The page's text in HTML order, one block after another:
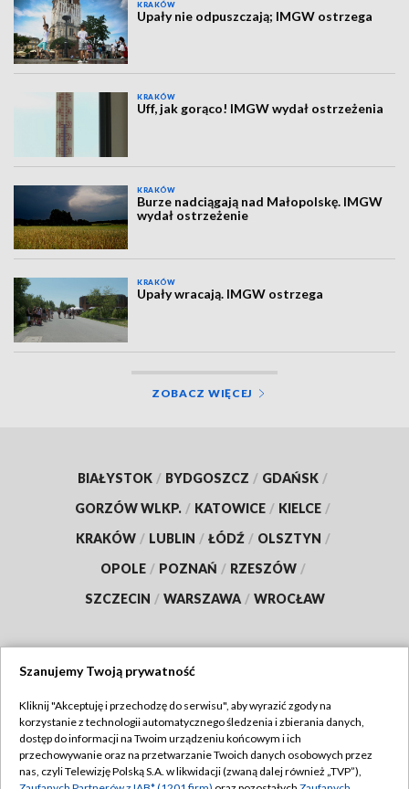
KRAKÓW
Upały nie odpuszczają; IMGW ostrzega
KRAKÓW
Uff, jak gorąco! IMGW wydał ostrzeżenia
KRAKÓW
Burze nadciągają nad Małopolskę. IMGW
wydał ostrzeżenie
KRAKÓW
Upały wracają. IMGW ostrzega
ZOBACZ WIĘCEJ
BIAŁYSTOK / BYDGOSZCZ / GDAŃSK /
GORZÓW WLKP. / KATOWICE / KIELCE /
KRAKÓW / LUBLIN / ŁÓDŹ / OLSZTYN /
OPOLE / POZNAŃ / RZESZÓW /
SZCZECIN / WARSZAWA / WROCŁAW
TVP
Abonament TVP
Emisja w TVP
Regulamin TVP
Szanujemy Twoją prywatność
Kliknij "Akceptuję i przechodzę do serwisu", aby wyrazić zgody na
korzystanie z technologii automatycznego śledzenia i zbierania danych,
dostęp do informacji na Twoim urządzeniu końcowym i ich
przechowywanie oraz na przetwarzanie Twoich danych osobowych przez
nas, czyli Telewizję Polską S.A. w likwidacji (zwaną dalej również „TVP”),